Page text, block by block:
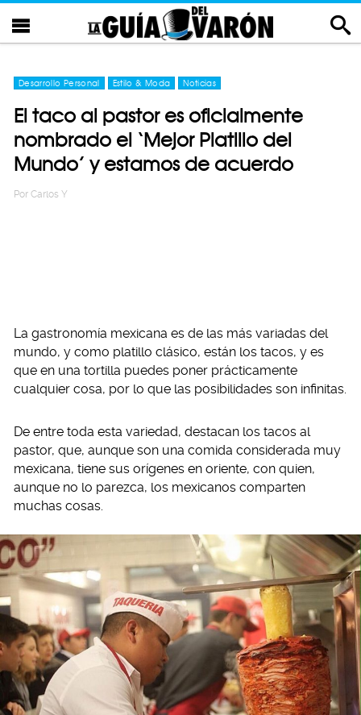
Desarrollo Personal Estilo & Moda Noticias
El taco al pastor es oficialmente
nombrado el ‘Mejor Platillo del
Mundo’ y estamos de acuerdo
Por Carlos Y
La gastronomía mexicana es de las más variadas del
mundo, y como platillo clásico, están los tacos, y es
que en una tortilla puedes poner prácticamente
cualquier cosa, por lo que las posibilidades son infinitas.
De entre toda esta variedad, destacan los tacos al
pastor, que, aunque son una comida considerada muy
mexicana, tiene sus orígenes en oriente, con quien,
aunque no lo parezca, los mexicanos comparten
muchas cosas.